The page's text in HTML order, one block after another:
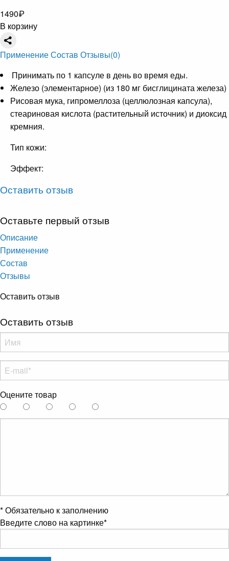
1490₽
В корзину
ПрименениеСостав Отзывы(0)
Принимать по 1 капсуле в день во время еды.
Железо (элементарное) (из 180 мг бисглицината железа)
Рисовая мука, гипромеллоза (целлюлозная капсула),
стеариновая кислота (растительный источник) и диоксид
кремния.
Тип кожи:
Эффект:
Оставить отзыв
Оставьте первый отзыв
Опиcание
Применение
Состав
Отзывы
Оставить отзыв
Оставить отзыв
Оцените товар
*Обязательно к заполнению
Введите слово на картинке*